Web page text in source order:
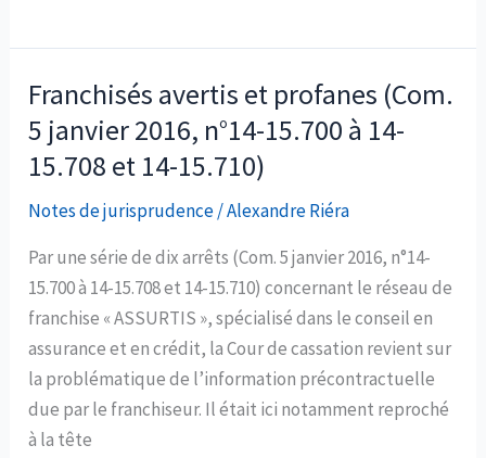
de
l’article
L.
341-
2
du
de
commerce
à
une
clause
de
non-
Franchisés avertis et profanes (Com.
5 janvier 2016, n°14-15.700 à 14-
15.708 et 14-15.710)
Notes de jurisprudence/Alexandre Riéra
Par une série de dix arrêts (Com. 5 janvier 2016, n°14-
15.700 à 14-15.708 et 14-15.710) concernant le réseau de
franchise « ASSURTIS », spécialisé dans le conseil en
assurance et en crédit, la Cour de cassation revient sur
la problématique de l’information précontractuelle
due par le franchiseur. Il était ici notamment reproché
à la tête